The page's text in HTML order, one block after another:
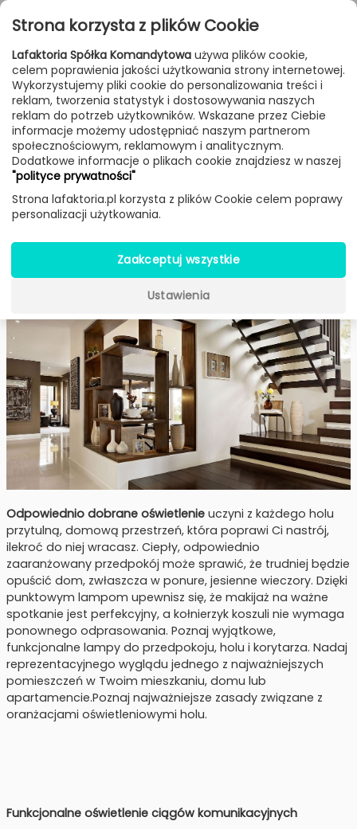
Przejdź do treści
Blog Post
JAK WYBRAĆ OŚWIETLENIE DO
PRZEDPOKOJU?
21
Aug. 2017
Share This
Odpowiednio dobrane oświetlenie uczyni z każdego holu
przytulną, domową przestrzeń, która poprawi Ci nastrój,
ilekroć do niej wracasz. Ciepły, odpowiednio
zaaranżowany przedpokój może sprawić, że trudniej będzie
opuścić dom, zwłaszcza w ponure, jesienne wieczory. Dzięki
punktowym lampom upewnisz się, że makijaż na ważne
spotkanie jest perfekcyjny, a kołnierzyk koszuli nie wymaga
ponownego odprasowania. Poznaj wyjątkowe,
funkcjonalne lampy do przedpokoju, holu i korytarza. Nadaj
reprezentacyjnego wyglądu jednego z najważniejszych
pomieszczeń w Twoim mieszkaniu, domu lub
apartamencie.Poznaj najważniejsze zasady związane z
oranżacjami oświetleniowymi holu.
Funkcjonalne oświetlenie ciągów komunikacyjnych
Strona korzysta z plików Cookie
Lafaktoria Spółka Komandytowa używa plików cookie,
celem poprawienia jakości użytkowania strony internetowej.
Wykorzystujemy pliki cookie do personalizowania treści i
reklam, tworzenia statystyk i dostosowywania naszych
reklam do potrzeb użytkowników. Wskazane przez Ciebie
informacje możemy udostępniać naszym partnerom
społecznościowym, reklamowym i analitycznym.
Dodatkowe informacje o plikach cookie znajdziesz w naszej
"polityce prywatności"
Strona lafaktoria.pl korzysta z plików Cookie celem poprawy
personalizacji użytkowania.
Zaakceptuj wszystkie
Ustawienia